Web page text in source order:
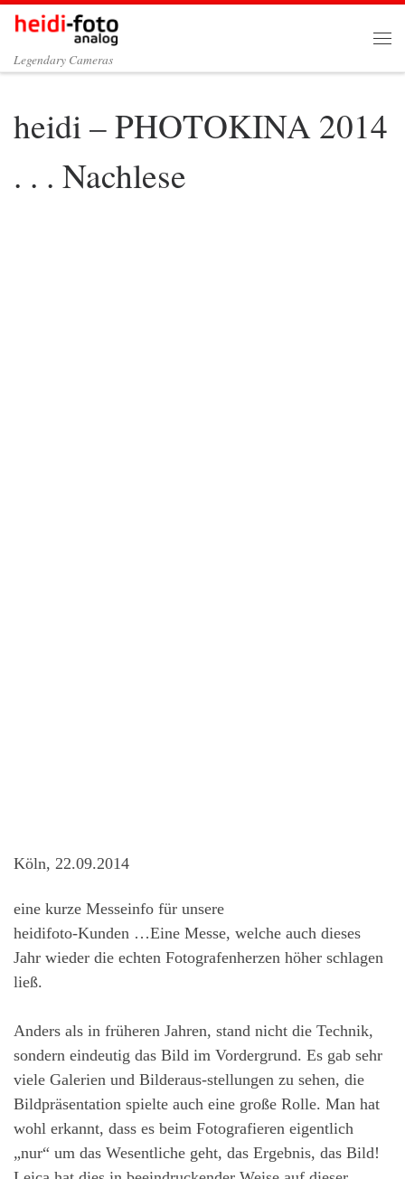
Zum Inhalt springen
Legendary Cameras
heidi – PHOTOKINA 2014
. . . Nachlese
Köln, 22.09.2014
eine kurze Messeinfo für unsere
heidifoto-Kunden …Eine Messe, welche auch dieses
Jahr wieder die echten Fotografenherzen höher schlagen
ließ.
Anders als in früheren Jahren, stand nicht die Technik,
sondern eindeutig das Bild im Vordergrund. Es gab sehr
viele Galerien und Bilderaus-stellungen zu sehen, die
Bildpräsentation spielte auch eine große Rolle. Man hat
wohl erkannt, dass es beim Fotografieren eigentlich
„nur“ um das Wesentliche geht, das Ergebnis, das Bild!